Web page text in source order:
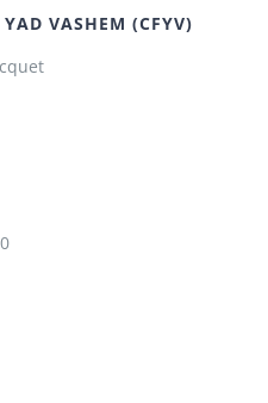
VASHEM (CFYV)